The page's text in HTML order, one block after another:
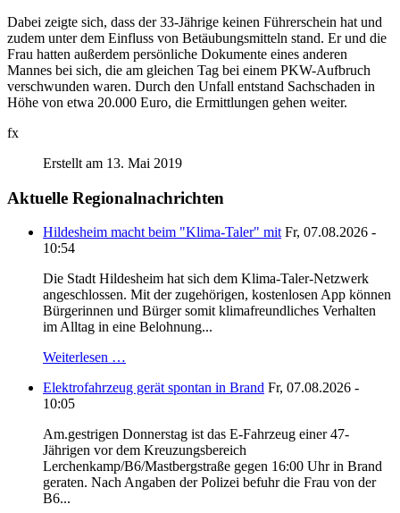
Dabei zeigte sich, dass der 33-Jährige keinen Führerschein hat und
zudem unter dem Einfluss von Betäubungsmitteln stand. Er und die
Frau hatten außerdem persönliche Dokumente eines anderen
Mannes bei sich, die am gleichen Tag bei einem PKW-Aufbruch
verschwunden waren. Durch den Unfall entstand Sachschaden in
Höhe von etwa 20.000 Euro, die Ermittlungen gehen weiter.
fx
Erstellt am 13. Mai 2019
Aktuelle Regionalnachrichten
Hildesheim macht beim "Klima-Taler" mit Fr, 07.08.2026 -
10:54
Die Stadt Hildesheim hat sich dem Klima-Taler-Netzwerk
angeschlossen. Mit der zugehörigen, kostenlosen App können
Bürgerinnen und Bürger somit klimafreundliches Verhalten
im Alltag in eine Belohnung...
Weiterlesen …
Elektrofahrzeug gerät spontan in Brand Fr, 07.08.2026 -
10:05
Am.gestrigen Donnerstag ist das E-Fahrzeug einer 47-
Jährigen vor dem Kreuzungsbereich
Lerchenkamp/B6/Mastbergstraße gegen 16:00 Uhr in Brand
geraten. Nach Angaben der Polizei befuhr die Frau von der
B6...